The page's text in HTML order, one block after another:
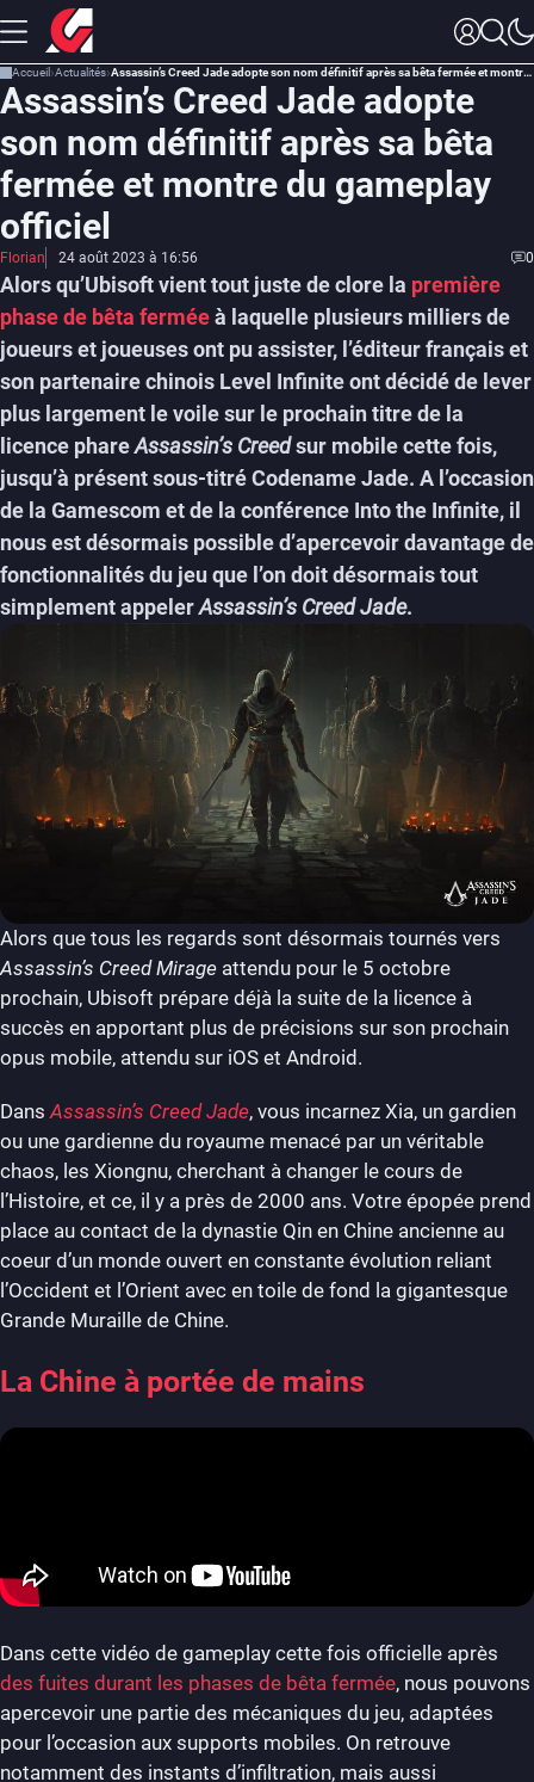
Accueil Actualités Assassin’s Creed Jade adopte son nom définitif après sa bêta fermée et montre du gameplay officiel
Assassin’s Creed Jade adopte
son nom définitif après sa bêta
fermée et montre du gameplay
officiel
Florian 24 août 2023 à 16:56 0
Alors qu’Ubisoft vient tout juste de clore la première
phase de bêta ferméeà laquelle plusieurs milliers de
joueurs et joueuses ont pu assister, l’éditeur français et
son partenaire chinois Level Infinite ont décidé de lever
plus largement le voile sur le prochain titre de la
licence phareAssassin’s Creedsur mobile cette fois,
jusqu’à présent sous-titré Codename Jade. A l’occasion
de la Gamescom et de la conférence Into the Infinite, il
nous est désormais possible d’apercevoir davantage de
fonctionnalités du jeu que l’on doit désormais tout
simplement appelerAssassin’s Creed Jade.
Alors que tous les regards sont désormais tournés vers
Assassin’s Creed Mirage attendu pour le 5 octobre
prochain, Ubisoft prépare déjà la suite de la licence à
succès en apportant plus de précisions sur son prochain
opus mobile, attendu sur iOS et Android.
Dans Assassin’s Creed Jade, vous incarnez Xia, un gardien
ou une gardienne du royaume menacé par un véritable
chaos, les Xiongnu, cherchant à changer le cours de
l’Histoire, et ce, il y a près de 2000 ans. Votre épopée prend
place au contact de la dynastie Qin en Chine ancienne au
coeur d’un monde ouvert en constante évolution reliant
l’Occident et l’Orient avec en toile de fond la gigantesque
Grande Muraille de Chine.
La Chine à portée de mains
Dans cette vidéo de gameplay cette fois officielle après
des fuites durant les phases de bêta fermée, nous pouvons
apercevoir une partie des mécaniques du jeu, adaptées
pour l’occasion aux supports mobiles. On retrouve
notamment des instants d’infiltration, mais aussi